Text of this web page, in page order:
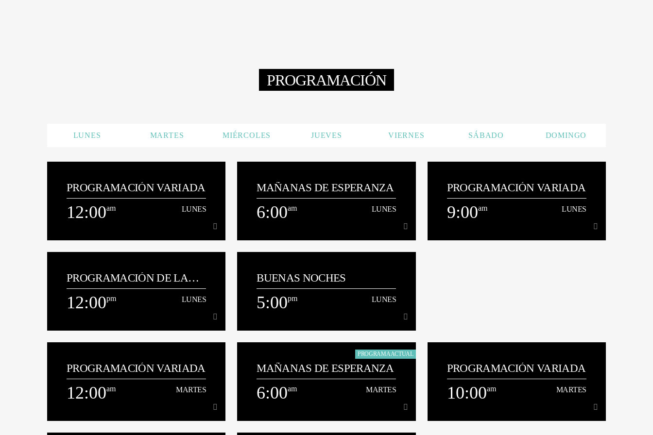
PROGRAMACIÓN
LUNES MARTES MIÉRCOLES JUEVES VIERNES SÁBADO DOMINGO
PROGRAMACIÓN VARIADA
12:00am LUNES
12:00am LUNES
[...]
Ver Más
MAÑANAS DE ESPERANZA
6:00am LUNES
6:00am LUNES
[...]
Ver Más
PROGRAMACIÓN VARIADA
9:00am LUNES
PROGRAMACIÓN DE LA
TARDE
12:00pm LUNES
12:00pm LUNES
[...]
Ver Más
BUENAS NOCHES
5:00pm LUNES
5:00pm LUNES
[...]
Ver Más
PROGRAMACIÓN VARIADA
12:00am MARTES
am
MAÑANAS DE ESPERANZA
6:00am MARTES
PROGRAMA ACTUAL
am
PROGRAMACIÓN VARIADA
10:00am MARTES